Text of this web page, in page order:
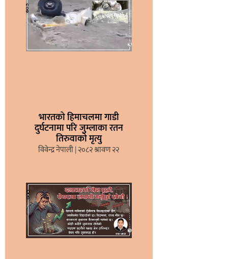
भारतको हिमाचलमा गाडी
दुर्घटनामा परि जुम्लाका रतन
तिरुवाको मृत्यु
विवेन्द्र नेपाली २०८२ श्रावण २२